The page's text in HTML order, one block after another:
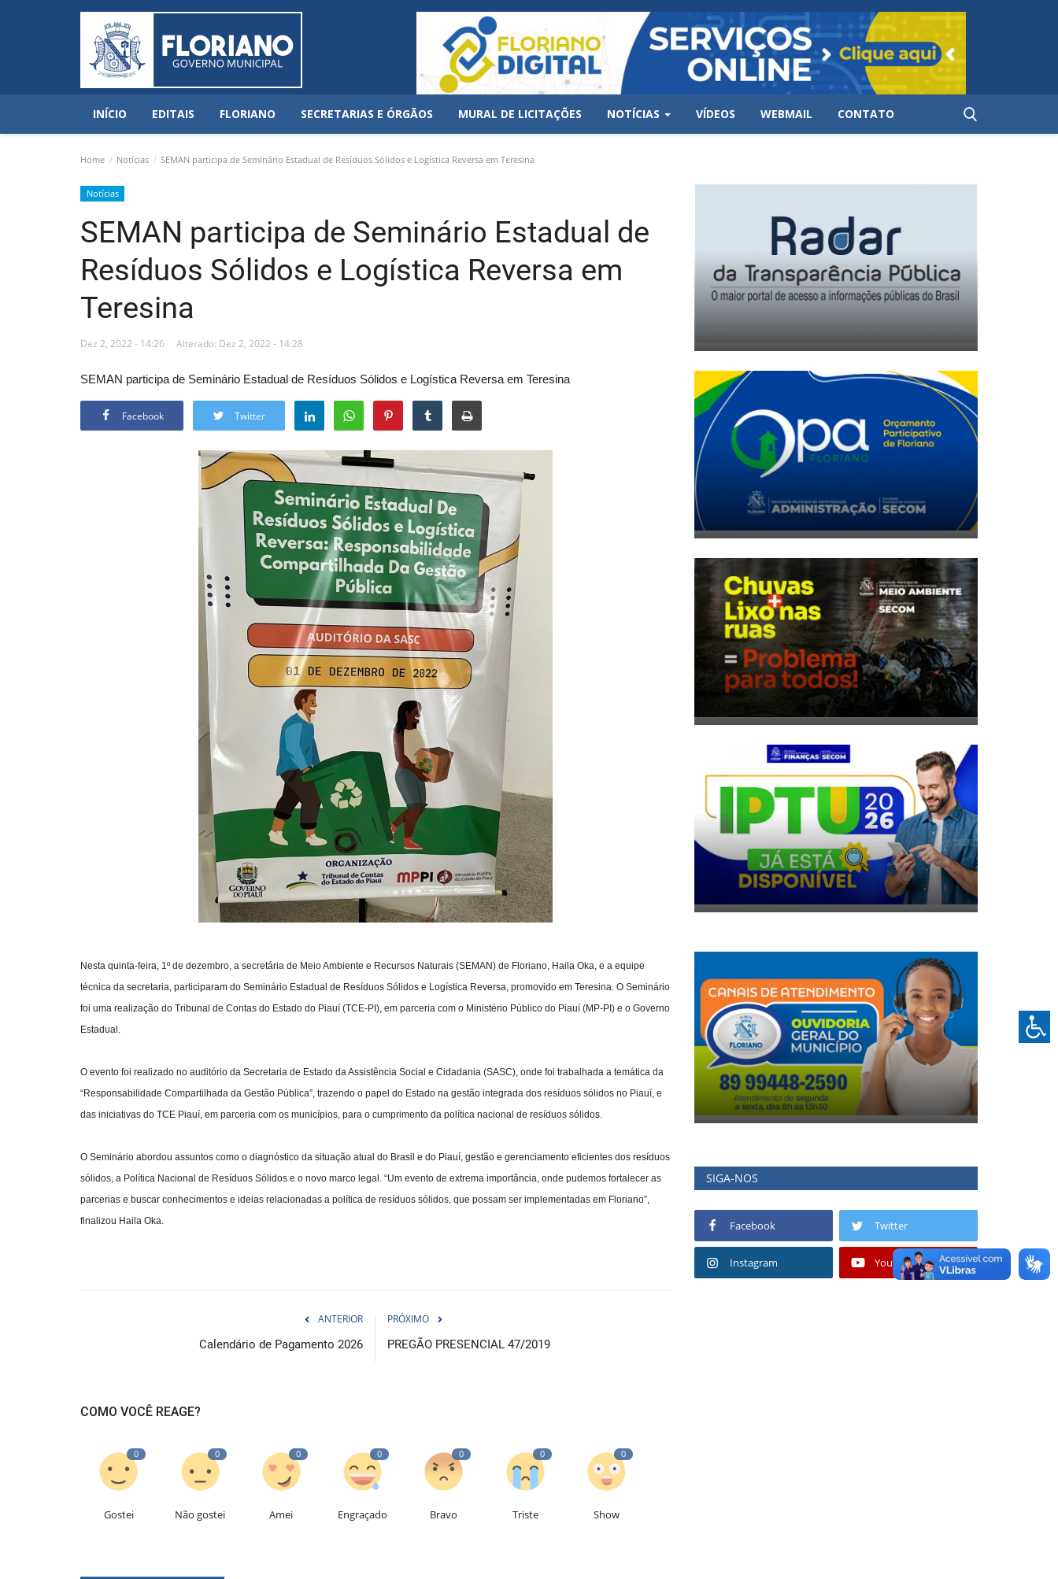
INÍCIO EDITAIS FLORIANO SECRETARIAS E ÓRGÃOS MURAL DE LICITAÇÕES NOTÍCIAS VÍDEOS WEBMAIL CONTATO
Home Notícias SEMAN participa de Seminário Estadual de Resíduos Sólidos e Logística Reversa em Teresina
Notícias
SEMAN participa de Seminário Estadual de
Resíduos Sólidos e Logística Reversa em
Teresina
Dez 2, 2022 - 14:26 Alterado: Dez 2, 2022 - 14:28
SEMAN participa de Seminário Estadual de Resíduos Sólidos e Logística Reversa em Teresina
Facebook Twitter
Nesta quinta-feira, 1º de dezembro, a secretária de Meio Ambiente e Recursos Naturais (SEMAN) de Floriano, Haila Oka, e a equipe
técnica da secretaria, participaram do Seminário Estadual de Resíduos Sólidos e Logística Reversa, promovido em Teresina. O Seminário
foi uma realização do Tribunal de Contas do Estado do Piauí (TCE-PI), em parceria com o Ministério Público do Piauí (MP-PI) e o Governo
Estadual.
O evento foi realizado no auditório da Secretaria de Estado da Assistência Social e Cidadania (SASC), onde foi trabalhada a temática da
“Responsabilidade Compartilhada da Gestão Pública”, trazendo o papel do Estado na gestão integrada dos resíduos sólidos no Piauí, e
das iniciativas do TCE Piauí, em parceria com os municípios, para o cumprimento da política nacional de resíduos sólidos.
O Seminário abordou assuntos como o diagnóstico da situação atual do Brasil e do Piauí, gestão e gerenciamento eficientes dos resíduos
sólidos, a Política Nacional de Resíduos Sólidos e o novo marco legal. “Um evento de extrema importância, onde pudemos fortalecer as
parcerias e buscar conhecimentos e ideias relacionadas a política de resíduos sólidos, que possam ser implementadas em Floriano”,
finalizou Haila Oka.
ANTERIOR
Calendário de Pagamento 2026
PRÓXIMO
PREGÃO PRESENCIAL 47/2019
COMO VOCÊ REAGE?
0
Gostei
0
Não gostei
0
Amei
0
Engraçado
0
Bravo
0
Triste
0
Show
SIGA-NOS
Facebook Twitter
Instagram Youtube